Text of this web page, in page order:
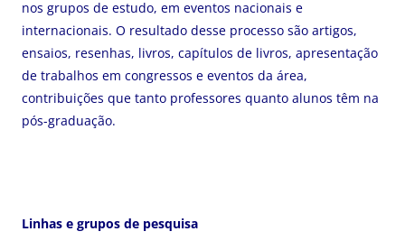
nos grupos de estudo, em eventos nacionais e
internacionais. O resultado desse processo são artigos,
ensaios, resenhas, livros, capítulos de livros, apresentação
de trabalhos em congressos e eventos da área,
contribuições que tanto professores quanto alunos têm na
pós-graduação.
Linhas e grupos de pesquisa